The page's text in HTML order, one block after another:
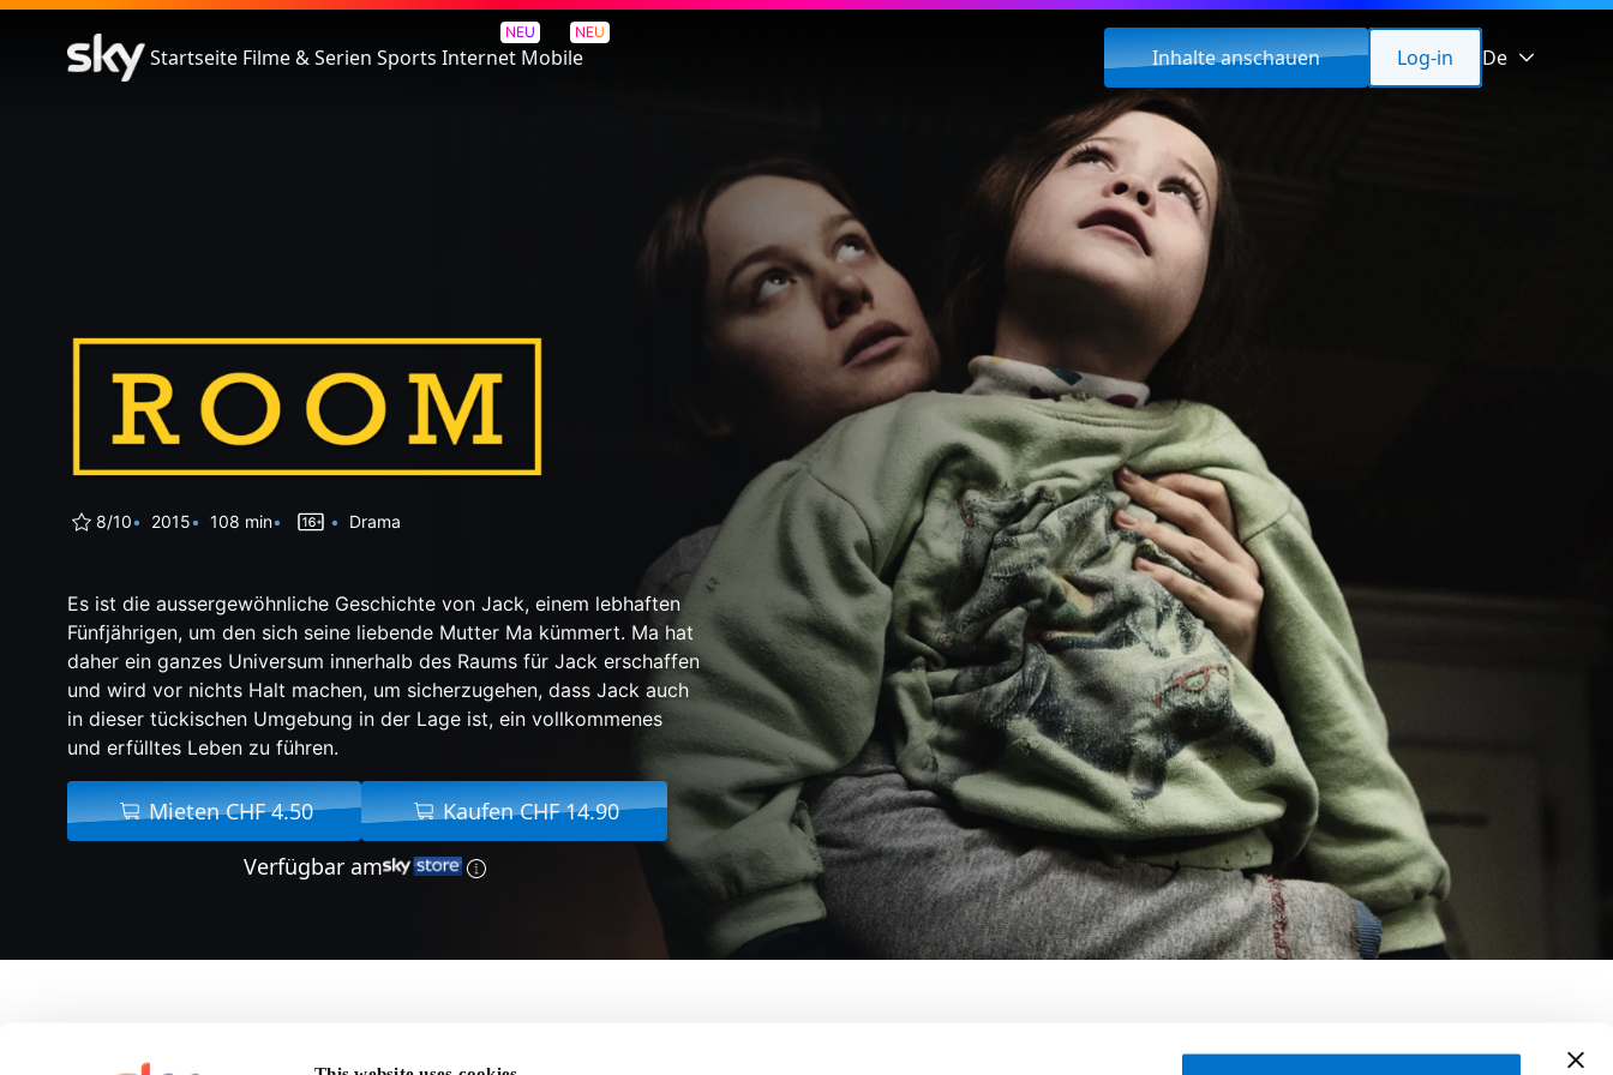
Startseite Filme & Serien Sports
NEU
Internet
NEU
Mobile Inhalte anschauen Log-in De
Raum
8/10 2015 108 min Drama
Es ist die aussergewöhnliche Geschichte von Jack, einem lebhaften
Fünfjährigen, um den sich seine liebende Mutter Ma kümmert. Ma hat
daher ein ganzes Universum innerhalb des Raums für Jack erschaffen
und wird vor nichts Halt machen, um sicherzugehen, dass Jack auch
in dieser tückischen Umgebung in der Lage ist, ein vollkommenes
und erfülltes Leben zu führen.
Mieten CHF 4.50
Kaufen CHF 14.90
Verfügbar am